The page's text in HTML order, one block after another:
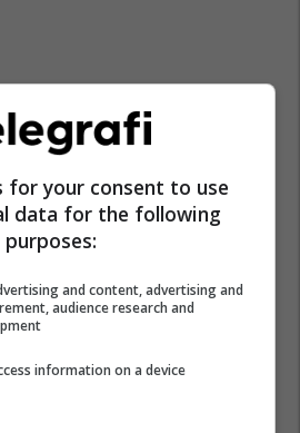
for your consent to use
data for the following
purposes:
and content, advertising and
audience research and
information on a device